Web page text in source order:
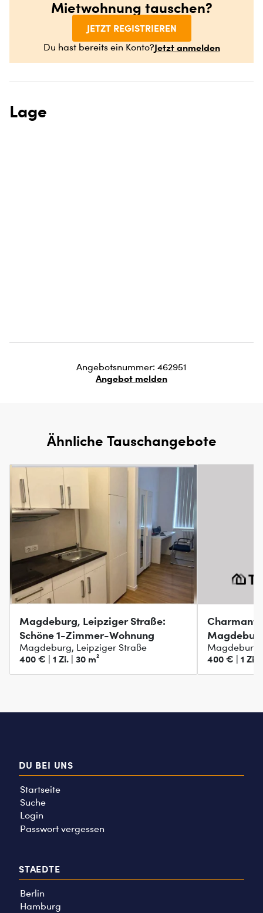
Mietwohnung tauschen?
JETZT REGISTRIEREN
Du hast bereits ein Konto?Jetzt anmelden
Lage
Angebotsnummer: 462951
Angebot melden
Ähnliche Tauschangebote
Magdeburg, Leipziger Straße:
Schöne 1-Zimmer-Wohnung
Magdeburg, Leipziger Straße
400 € | 1 Zi. | 30 m²
Magdeburg,
400 € | 1 Zi. |
DU BEI UNS
Startseite
Suche
Login
Passwort vergessen
STAEDTE
Berlin
Hamburg